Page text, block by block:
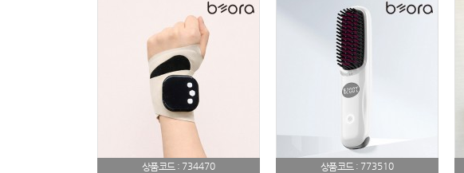
30 AP-100106
상품코드 : 734470 상품코드 : 773510